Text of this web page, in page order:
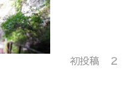
初投稿 ２